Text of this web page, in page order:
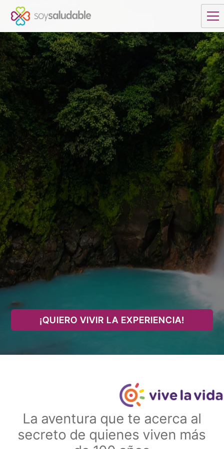
¡QUIERO VIVIR LA EXPERIENCIA!
La aventura que te acerca al
secreto de quienes viven más